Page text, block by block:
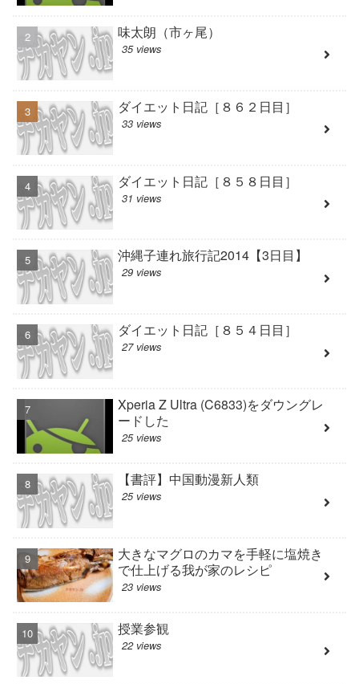
味太朗（市ヶ尾）
35 views
ダイエット日記［８６２日目］
33 views
ダイエット日記［８５８日目］
31 views
沖縄子連れ旅行記2014【3日目】
29 views
ダイエット日記［８５４日目］
27 views
Xperia Z Ultra (C6833)をダウングレ
ードした
25 views
【書評】中国動漫新人類
25 views
大きなマグロのカマを手軽に塩焼き
で仕上げる我が家のレシピ
23 views
授業参観
22 views